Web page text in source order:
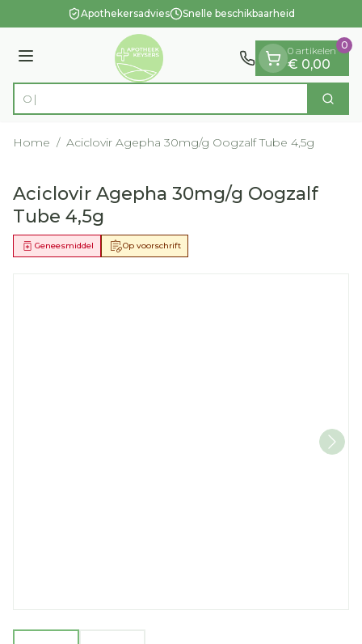
Ga naar de inhoudApothekersadvies Snelle beschikbaarheid
Menu
Product, merk, categorie...
Op zoe Zoek
0 artikelen
€ 0,00
0
Home / Aciclovir Agepha 30mg/g Oogzalf Tube 4,5g
Aciclovir Agepha 30mg/g Oogzalf
Tube 4,5g
Op voorschrift
Geneesmiddel